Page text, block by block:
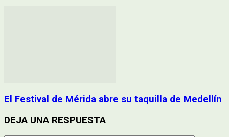
El Festival de Mérida abre su taquilla de Medellín
DEJA UNA RESPUESTA